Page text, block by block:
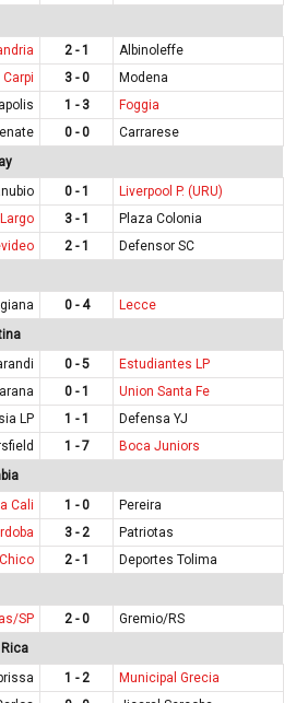
2 - 1
Albinoleffe
Carpi 3 - 0
Modena
1 - 3
Foggia
0 - 0
Carrarese
0 - 1
Liverpool P. (URU)
3 - 1
Plaza Colonia
2 - 1
Defensor SC
0 - 4
Lecce
0 - 5
Estudiantes LP
0 - 1
Union Santa Fe
LP 1 - 1
Defensa YJ
1 - 7
Boca Juniors
Cali 1 - 0
Pereira
3 - 2
Patriotas
2 - 1
Deportes Tolima
SP 2 - 0
Gremio/RS
1 - 2
Municipal Grecia